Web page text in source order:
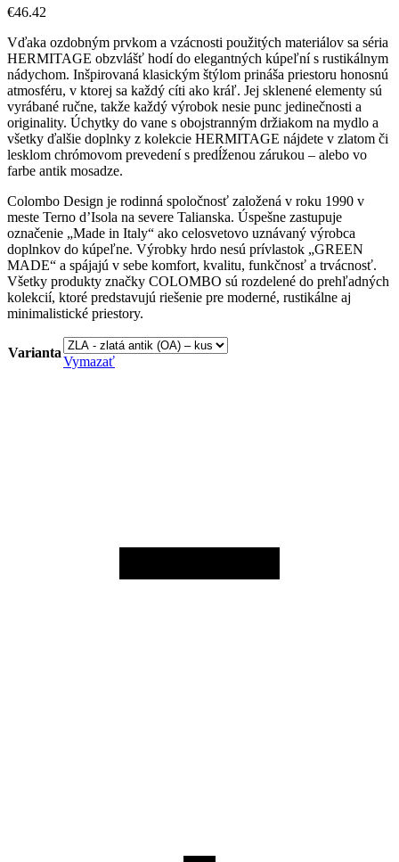
€46.42
Vďaka ozdobným prvkom a vzácnosti použitých materiálov sa séria
HERMITAGE obzvlášť hodí do elegantných kúpeľní s rustikálnym
nádychom. Inšpirovaná klasickým štýlom prináša priestoru honosnú
atmosféru, v ktorej sa každý cíti ako kráľ. Jej sklenené elementy sú
vyrábané ručne, takže každý výrobok nesie punc jedinečnosti a
originality. Úchytky do vane s obojstranným držiakom na mydlo a
všetky ďalšie doplnky z kolekcie HERMITAGE nájdete v zlatom či
lesklom chrómovom prevedení s predĺženou zárukou – alebo vo
farbe antik mosadze.
Colombo Design je rodinná spoločnosť založená v roku 1990 v
meste Terno d’Isola na severe Talianska. Úspešne zastupuje
označenie „Made in Italy“ ako celosvetovo uznávaný výrobca
doplnkov do kúpeľne. Výrobky hrdo nesú prívlastok „GREEN
MADE“ a spájajú v sebe komfort, kvalitu, funkčnosť a trvácnosť.
Všetky produkty značky COLOMBO sú rozdelené do prehľadných
kolekcií, ktoré predstavujú riešenie pre moderné, rustikálne aj
minimalistické priestory.
Varianta
Vymazať